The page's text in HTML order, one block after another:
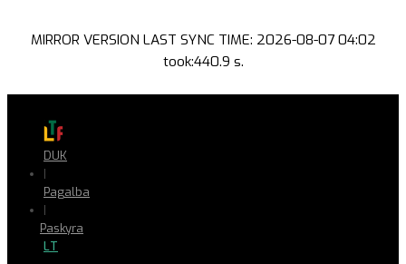
MIRROR VERSION LAST SYNC TIME: 2026-08-07 04:02
took:440.9 s.
DUK
|
Pagalba
|
Paskyra
LT